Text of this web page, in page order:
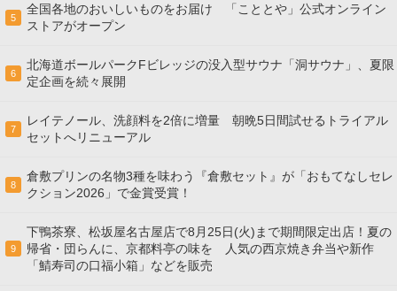
5
全国各地のおいしいものをお届け 「こととや」公式オンライン
ストアがオープン
6
北海道ボールパークFビレッジの没入型サウナ「洞サウナ」、夏限
定企画を続々展開
7
レイテノール、洗顔料を2倍に増量 朝晩5日間試せるトライアル
セットへリニューアル
8
倉敷プリンの名物3種を味わう『倉敷セット』が「おもてなしセレ
クション2026」で金賞受賞！
9
下鴨茶寮、松坂屋名古屋店で8月25日(火)まで期間限定出店！夏の
帰省・団らんに、京都料亭の味を 人気の西京焼き弁当や新作
「鯖寿司の口福小箱」などを販売